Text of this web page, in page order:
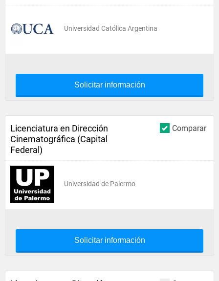
Universidad Católica Argentina
Solicitar información
Comparar
Licenciatura en Dirección
Cinematográfica (Capital
Federal)
Universidad de Palermo
Solicitar información